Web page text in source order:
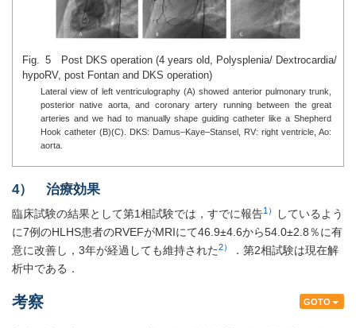
Fig. 5 Post DKS operation (4 years old, Polysplenia/ Dextrocardia/
hypoRV, post Fontan and DKS operation)
Lateral view of left ventriculography (A) showed anterior pulmonary trunk,
posterior native aorta, and coronary artery running between the great
arteries and we had to manually shape guiding catheter like a Shepherd
Hook catheter (B)(C). DKS: Damus–Kaye–Stansel, RV: right ventricle, Ao:
aorta.
4） 治療効果
臨床試験の結果として第1相試験では，すでに報告1）
しているよう
に7例のHLHS患者のRVEFがMRIにて46.9±4.6から54.0±2.8％に有
意に改善し，3年が経過しても維持された2）
．第2相試験は現在解
析中である．
GOTO
考察